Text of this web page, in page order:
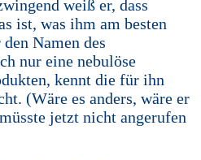
weiß er, dass
ist, was ihm am besten
Namen des
nur eine nebulöse
kennt die für ihn
(Wäre es anders, wäre er
jetzt nicht angerufen